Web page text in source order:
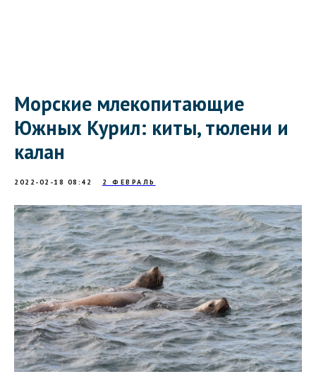
Морские млекопитающие
Южных Курил: киты, тюлени и
калан
2022-02-18 08:42 2 ФЕВРАЛЬ